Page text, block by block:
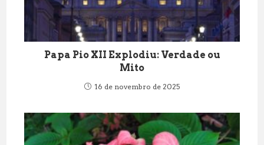
Papa Pio XII Explodiu: Verdade ou
Mito
16 de novembro de 2025